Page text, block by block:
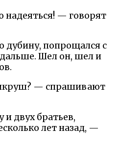
надеяться! — говорят
дубину, попрощался с
Шел он, шел и
— спрашивают
и двух братьев,
лет назад, —